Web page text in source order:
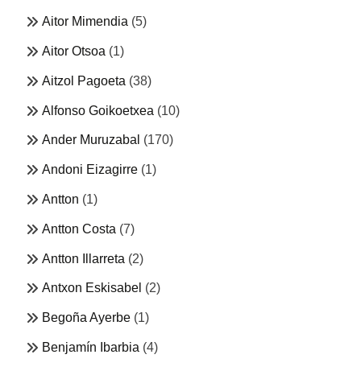
Aitor Mimendia (5)
Aitor Otsoa (1)
Aitzol Pagoeta (38)
Alfonso Goikoetxea (10)
Ander Muruzabal (170)
Andoni Eizagirre (1)
Antton (1)
Antton Costa (7)
Antton Illarreta (2)
Antxon Eskisabel (2)
Begoña Ayerbe (1)
Benjamín Ibarbia (4)